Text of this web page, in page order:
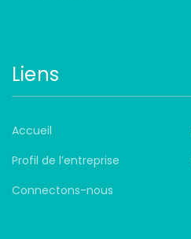
Liens
Accueil
Profil de l’entreprise
Connectons-nous